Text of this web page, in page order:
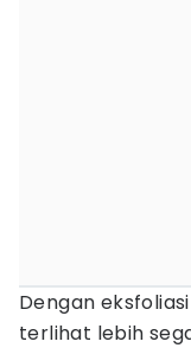
Dengan
terlihat lebih